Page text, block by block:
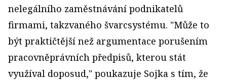
nelegálního zaměstnávání podnikatelů
firmami, takzvaného švarcsystému. "Může to
být praktičtější než argumentace porušením
pracovněprávních předpisů, kterou stát
využíval doposud," poukazuje Sojka s tím, že